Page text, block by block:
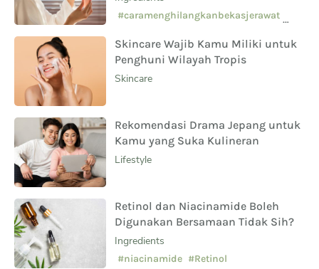
Sampingnya?
#caramenghilangkanbekasjerawat
#skincarepemula
Skincare Wajib Kamu Miliki untuk
Penghuni Wilayah Tropis
Skincare
Rekomendasi Drama Jepang untuk
Kamu yang Suka Kulineran
Lifestyle
Retinol dan Niacinamide Boleh
Digunakan Bersamaan Tidak Sih?
Ingredients
#niacinamide #Retinol